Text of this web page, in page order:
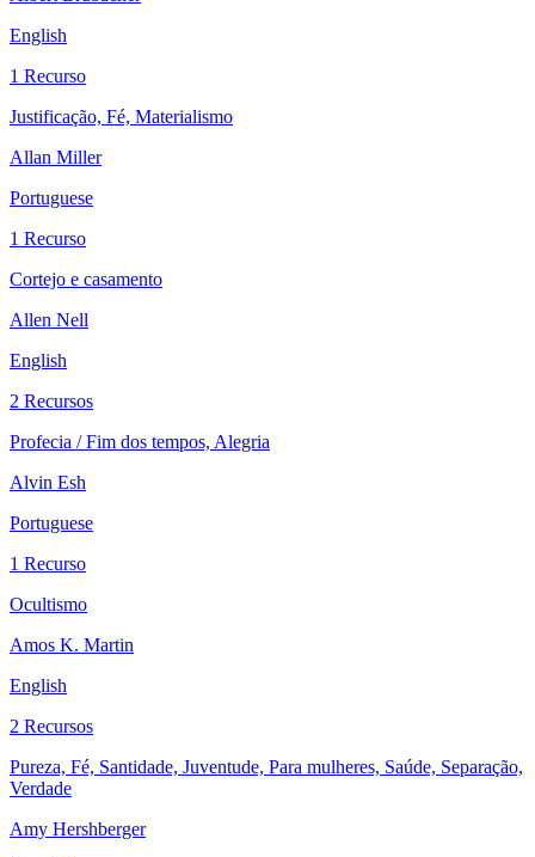
English
1 Recurso
Justificação, Fé, Materialismo
Allan Miller
Portuguese
1 Recurso
Cortejo e casamento
Allen Nell
English
2 Recursos
Profecia / Fim dos tempos, Alegria
Alvin Esh
Portuguese
1 Recurso
Ocultismo
Amos K. Martin
English
2 Recursos
Pureza, Fé, Santidade, Juventude, Para mulheres, Saúde, Separação,
Verdade
Amy Hershberger